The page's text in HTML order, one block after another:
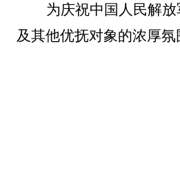
为庆祝中国人民解放
及其他优抚对象的浓厚